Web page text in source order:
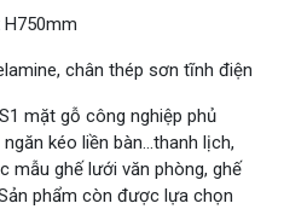
H750mm
chân thép sơn tĩnh điện
mặt gỗ công nghiệp phủ
kéo liền bàn…thanh lịch,
mẫu ghế lưới văn phòng, ghế
phẩm còn được lựa chọn